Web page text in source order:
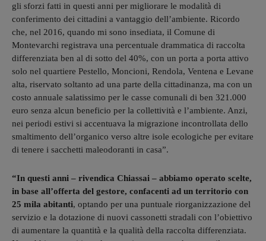
gli sforzi fatti in questi anni per migliorare le modalità di
conferimento dei cittadini a vantaggio dell’ambiente. Ricordo
che, nel 2016, quando mi sono insediata, il Comune di
Montevarchi registrava una percentuale drammatica di raccolta
differenziata ben al di sotto del 40%, con un porta a porta attivo
solo nel quartiere Pestello, Moncioni, Rendola, Ventena e Levane
alta, riservato soltanto ad una parte della cittadinanza, ma con un
costo annuale salatissimo per le casse comunali di ben 321.000
euro senza alcun beneficio per la collettività e l’ambiente. Anzi,
nei periodi estivi si accentuava la migrazione incontrollata dello
smaltimento dell’organico verso altre isole ecologiche per evitare
di tenere i sacchetti maleodoranti in casa”.
“In questi anni – rivendica Chiassai – abbiamo operato scelte,
in base all’offerta del gestore, confacenti ad un territorio con
25 mila abitanti, optando per una puntuale riorganizzazione del
servizio e la dotazione di nuovi cassonetti stradali con l’obiettivo
di aumentare la quantità e la qualità della raccolta differenziata.